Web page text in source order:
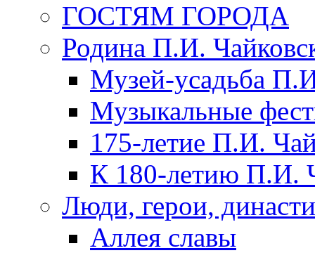
ГОСТЯМ ГОРОДА
Родина П.И.
Музей-усадьба
Музыкальные
175-летие П.И.
К 180-летию П.И.
Люди, герои,
Аллея славы